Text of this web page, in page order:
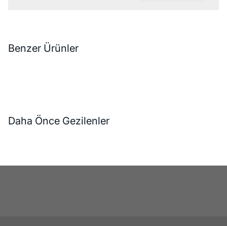
Benzer Ürünler
Daha Önce Gezilenler